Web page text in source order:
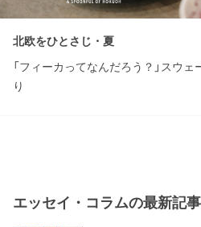
北欧をひとさじ・夏
「フィーカってなんだろう？」スウ
り
エッセイ・コラムの最新記事